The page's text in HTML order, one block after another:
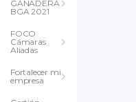
GANADERA
BGA 2021
FOCO
Cámaras
Aliadas
Fortalecer mi
empresa